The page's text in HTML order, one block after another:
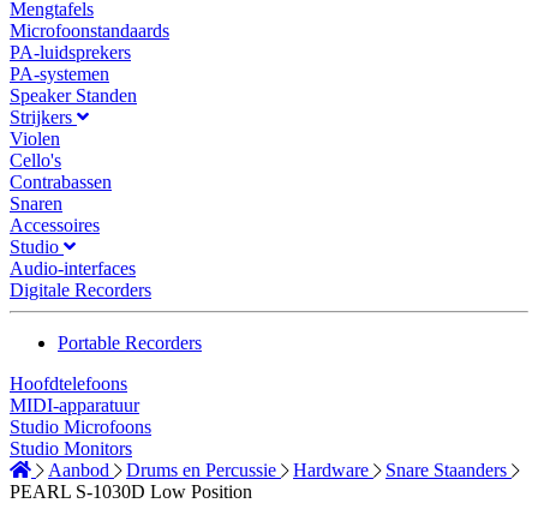
Mengtafels
Microfoonstandaards
PA-luidsprekers
PA-systemen
Speaker Standen
Strijkers
Violen
Cello's
Contrabassen
Snaren
Accessoires
Studio
Audio-interfaces
Digitale Recorders
Portable Recorders
Hoofdtelefoons
MIDI-apparatuur
Studio Microfoons
Studio Monitors
Aanbod
Drums en Percussie Hardware
Snare Staanders
PEARL S-1030D Low Position